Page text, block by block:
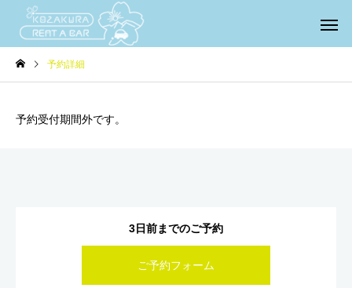
予約詳細
予約受付期間外です。
3日前までのご予約
ご予約フォーム